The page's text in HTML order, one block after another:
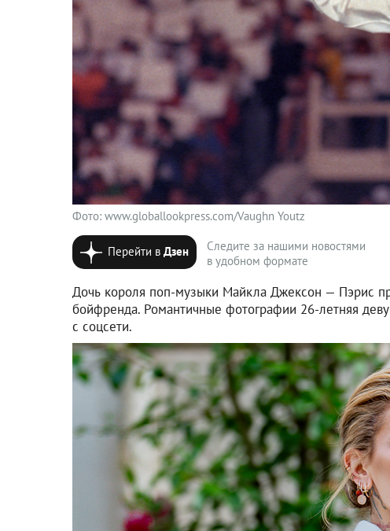
Фото: www.globallookpress.com/Vaughn Youtz
Перейти вДзен
Следите за нашими новостями
в удобном формате
Дочь короля поп-музыки Майкла Джексон — Пэрис
бойфренда. Романтичные фотографии 26-летняя
с соцсети.